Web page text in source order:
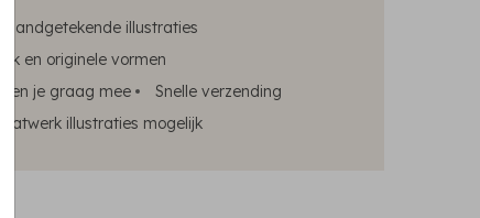
handgetekende illustraties
en originele vormen
je graag mee
Snelle verzending
illustraties mogelijk